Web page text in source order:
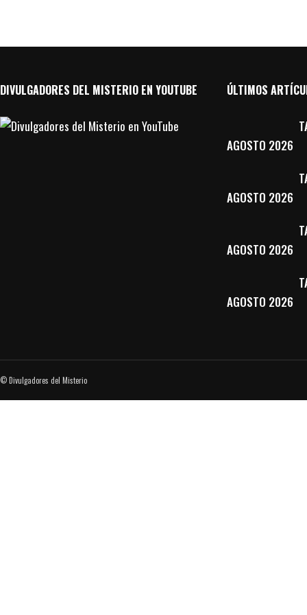
DIVULGADORES DEL MISTERIO EN YOUTUBE ÚLTIMOS
AGOSTO 2026
AGOSTO 2026
AGOSTO 2026
AGOSTO 2026
© Divulgadores del Misterio